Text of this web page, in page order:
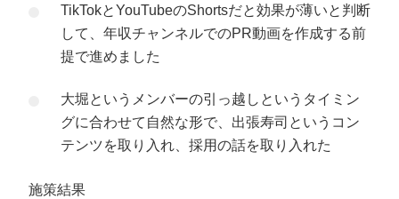
TikTokとYouTubeのShortsだと効果が薄いと判断
して、年収チャンネルでのPR動画を作成する前
提で進めました
大堀というメンバーの引っ越しというタイミン
グに合わせて自然な形で、出張寿司というコン
テンツを取り入れ、採用の話を取り入れた
施策結果